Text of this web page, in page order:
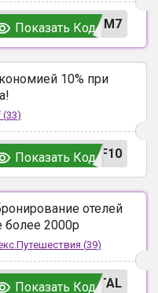
UM7
Показать Код
10% при
(33)
F10
Показать Код
отелей
более 2000р
(39)
TAL
Показать Код